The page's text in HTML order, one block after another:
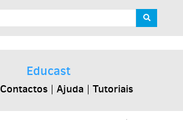
Educast
Contactos | Ajuda | Tutoriais